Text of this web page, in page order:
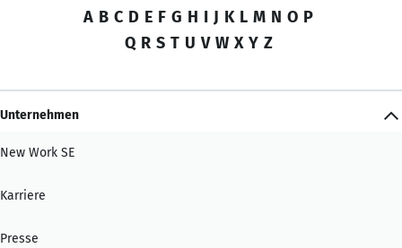
A B C D E F G H I J K L M N O P
Q R S T U V W X Y Z
Unternehmen
New Work SE
Karriere
Presse